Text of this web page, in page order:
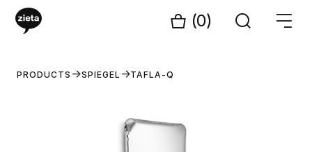
(0)
PRODUCTS SPIEGEL TAFLA-Q